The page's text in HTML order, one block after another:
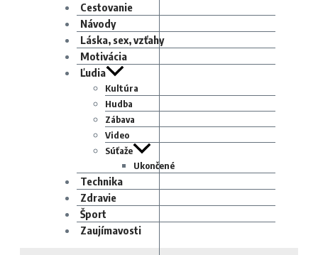
Cestovanie
Návody
Láska, sex, vzťahy
Motivácia
Ľudia
Kultúra
Hudba
Zábava
Video
Súťaže
Ukončené
Technika
Zdravie
Šport
Zaujímavosti